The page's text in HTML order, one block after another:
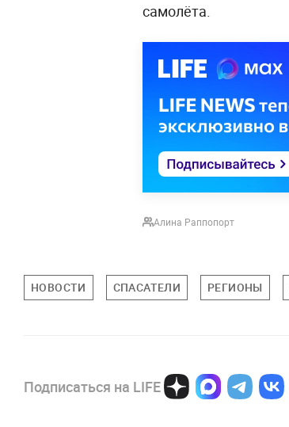
самолёта.
Алина Раппопорт
НОВОСТИ СПАСАТЕЛИ РЕГИОНЫ
Подписаться на LIFE